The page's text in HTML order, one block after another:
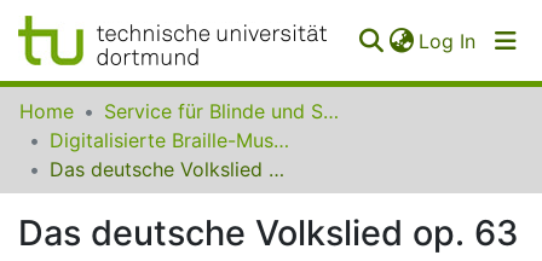
Log In
Communities
Collections
Home
Service für Blinde und Sehbehinderte der UB Dortmund
Digitalisierte Braille-Musik-Matrizen des VzfB
Das deutsche Volkslied op. 63
Das deutsche Volkslied op. 63